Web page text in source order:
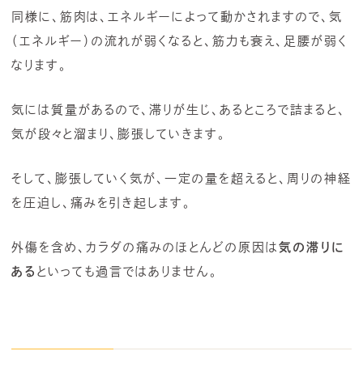
同様に、筋肉は、エネルギーによって動かされますので、気
（エネルギー）の流れが弱くなると、筋力も衰え、足腰が弱く
なります。
気には質量があるので、滞りが生じ、あるところで詰まると、
気が段々と溜まり、膨張していきます。
そして、膨張していく気が、一定の量を超えると、周りの神経
を圧迫し、痛みを引き起します。
外傷を含め、カラダの痛みのほとんどの原因は 気の滞りに
ある といっても過言ではありません。